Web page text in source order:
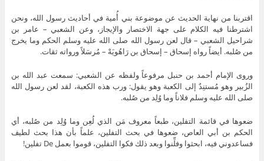
اقتربنا من نهاية الحديث عن موضوعة بني أُمية في أحاديث رسول الله، ونحن
اشترطنا فيه الكلام على جهة الاختصار والإيجاز، وعن الشعبي – عامر بن
شراحيل الشعبي – قال لعن رسول الله صلى الله عليه وسلم الحكم وما يخرج
من صُلبه. أيضاً رواه إسحاق – إسحاق بن رَاهُويَهْ – مُرسَلاً ورواته ثقات.
وروى الإمام أحمد بن حنبل مرفوعاً ولفظه عن الشعبي: سمعت عبد الله بن
الزُبير وهو مُستنِدٌ إلى الكعبة وهو يقول: ورب هذه الكعبة، لقد لعن رسول الله
صلى الله عليه وسلم فلاناً وما وُلِد من صُلبه.
ضعوها في قائمة التفلين، طبعاً معروف مَن الذي لُعِن وما وُلِد من صُلبه، أي
الحكم بن أبي العاص، ضعوها في بحث التفلين، علماً بأن هذا بحث لطيف
فساعدوني فيه، ابحثوا وفلِّنوا وبعد ذلك فكوا التفلين، قوموا بعمل De تفلين!